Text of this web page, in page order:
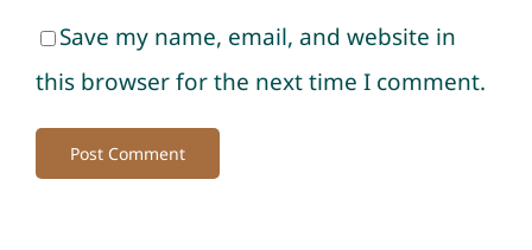
Save my name, email, and website in
this browser for the next time I comment.